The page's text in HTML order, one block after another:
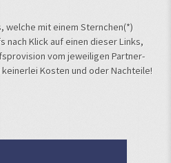
welche mit einem Sternchen(*)
nach Klick auf einen dieser Links,
vom jeweiligen Partner-
Kosten und oder Nachteile!